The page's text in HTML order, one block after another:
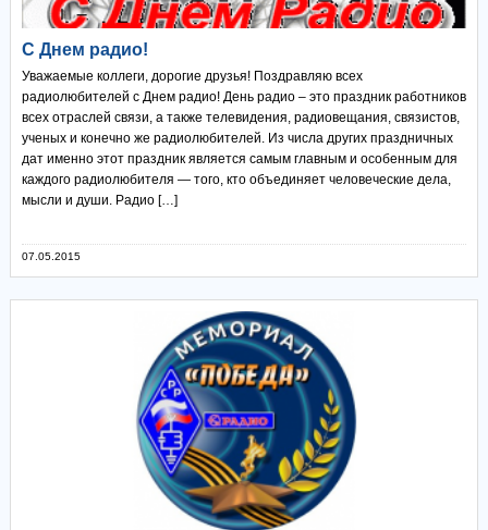
С Днем радио!
Уважаемые коллеги, дорогие друзья! Поздравляю всех
радиолюбителей с Днем радио! День радио – это праздник работников
всех отраслей связи, а также телевидения, радиовещания, связистов,
ученых и конечно же радиолюбителей. Из числа других праздничных
дат именно этот праздник является самым главным и особенным для
каждого радиолюбителя — того, кто объединяет человеческие дела,
мысли и души. Радио […]
07.05.2015